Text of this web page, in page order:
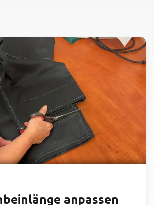
anpassen